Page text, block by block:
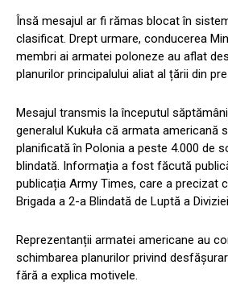
Însă mesajul ar fi rămas blocat în
clasificat. Drept urmare, conducerea
membri ai armatei poloneze au aflat
planurilor principalului aliat al țării din
Mesajul transmis la începutul
generalul Kukuła că armata americană
planificată în Polonia a peste 4.000 de
blindată. Informația a fost făcută
publicația Army Times, care a precizat
Brigada a 2-a Blindată de Luptă a
Reprezentanții armatei americane au
schimbarea planurilor privind
fără a explica motivele.